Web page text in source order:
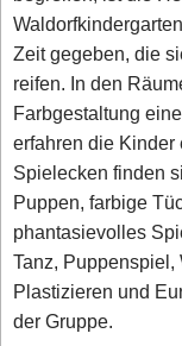
Zeit gegeben, die
reifen. In den
Farbgestaltung
erfahren die Kinder
Spielecken finden
Puppen, farbige
phantasievolles
Tanz,
Plastizieren und
der Gruppe.